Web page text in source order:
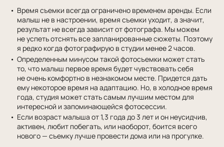
Время съемки всегда ограничено временем аренды. Если
малыш не в настроении, время съемки уходит, а значит,
результат не всегда зависит от фотографа. Мы можем
не успеть отснять все запланированные сюжеты. Поэтому
я редко когда фотографирую в студии менее 2 часов.
Определенным минусом такой фотосъемки может стать
то, что малыш первое время будет чувствовать себя
не очень комфортно в незнакомом месте. Придется дать
ему некоторое время на адаптацию. Но, в холодное время
года, студия может стать самым лучшим местом для
интересной и запоминающейся фотосессии.
Если возраст малыша от 1,3 года до 3 лет и он неусидчив,
активен, любит побегать, или наоборот, боится всего
нового — съемку лучше провести дома или на прогулке.